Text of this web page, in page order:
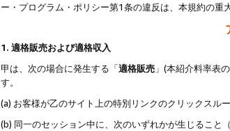
ー・プログラム・ポリシー第1条の違反は、本規約の重
1. 適格販売および適格収入
甲は、次の場合に発生する「適格販売 」(本紹介料率表
す。
(a) お客様が乙のサイト上の特別リンクのクリックスル
(b) 同一のセッション中に、次のいずれかが生じること